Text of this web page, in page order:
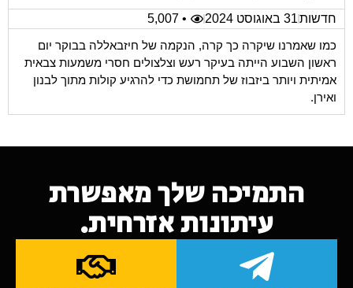
חדשות31 באוגוסט 2024
• 5,007
כמו שאמרנו שיקרה כך קרה, הנקמה של חיזבאללה בבוקר יום
ראשון השבוע הייתה בעיקר רעש וצלצולים חסרי משמעות צבאית
אמיתית ויותר ביזבוז של תחמושת כדי להרגיע קולות מתוך לבנון
ואירן.
התמיכה שלך מאפשרת
עיתונות אזרחית.